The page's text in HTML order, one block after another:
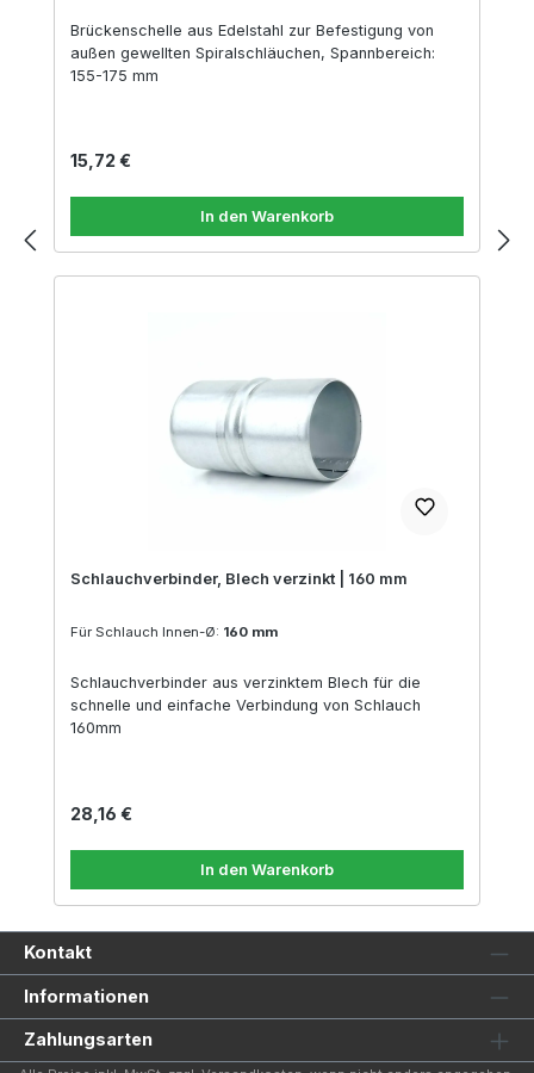
Brückenschelle aus Edelstahl zur Befestigung von
außen gewellten Spiralschläuchen, Spannbereich:
155-175 mm
Regulärer Preis:
15,72 €
In den Warenkorb
Schlauchverbinder, Blech verzinkt | 160 mm
Für Schlauch Innen-Ø: 160 mm
Schlauchverbinder aus verzinktem Blech für die
schnelle und einfache Verbindung von Schlauch
160mm
Regulärer Preis:
28,16 €
In den Warenkorb
Kontakt
Informationen
Zahlungsarten